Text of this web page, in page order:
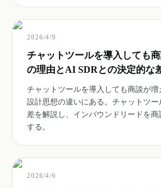
2026/4/9
チャットツールを導入しても
の理由とAI SDRとの決定的な
チャットツールを導入しても商談が
設計思想の違いにある。チャットツー
差を解説し、インバウンドリードを
する。
2026/4/6